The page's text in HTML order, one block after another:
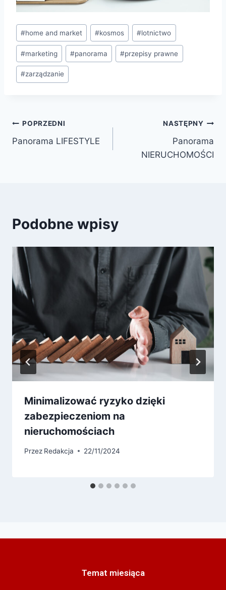
#home and market #kosmos #lotnictwo
#marketing #panorama #przepisy prawne
#zarządzanie
POPRZEDNI
Panorama LIFESTYLE
NASTĘPNY
Panorama
NIERUCHOMOŚCI
Podobne wpisy
Minimalizować ryzyko dzięki
zabezpieczeniom na
nieruchomościach
Przez Redakcja 22/11/2024
Temat miesiąca